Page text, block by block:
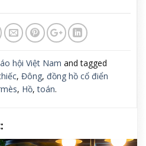
hội Việt Nam and tagged
, Đông, đồng hồ cổ điển
, Hồ,toán.